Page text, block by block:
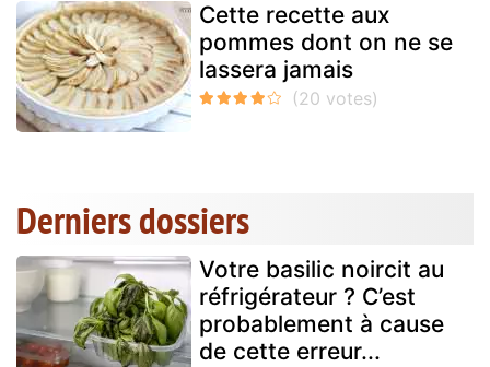
Cette recette aux
pommes dont on ne se
lassera jamais
Derniers dossiers
Votre basilic noircit au
réfrigérateur ? C’est
probablement à cause
de cette erreur...